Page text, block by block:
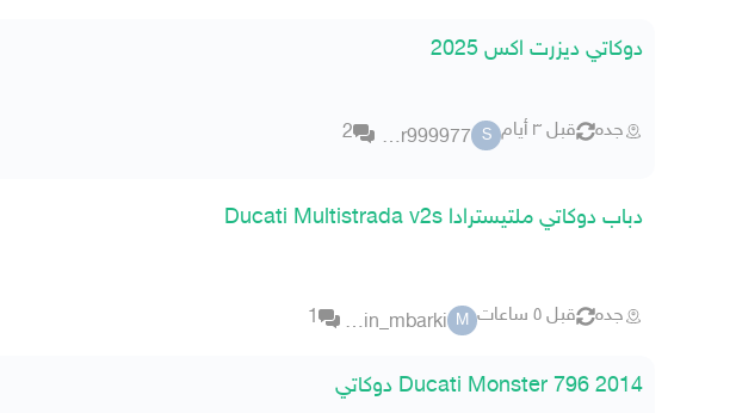
دوكاتي ديزرت اكس 2025
جده قبل ٣ أيام S
samer999977
2
دباب دوكاتي ملتيسترادا Ducati Multistrada v2s
جده قبل ٥ ساعات M
mazin_mbarki
1
2014 Ducati Monster 796 دوكاتي